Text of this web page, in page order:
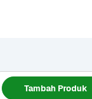
Tambah Produk